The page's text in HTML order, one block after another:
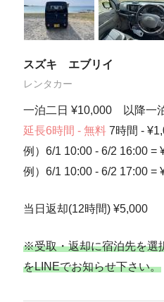
スズキ エブリイ
レンタカー
一泊二日 ¥10,000 以降一
延長6時間 - 無料7時間 -
例）6/1 10:00 - 6/2 16:00 =
例）6/1 10:00 - 6/2 17:00 =
当日返却(12時間) ¥5,000
※受取・返却に宿泊先を選
をLINEでお知らせ下さい。